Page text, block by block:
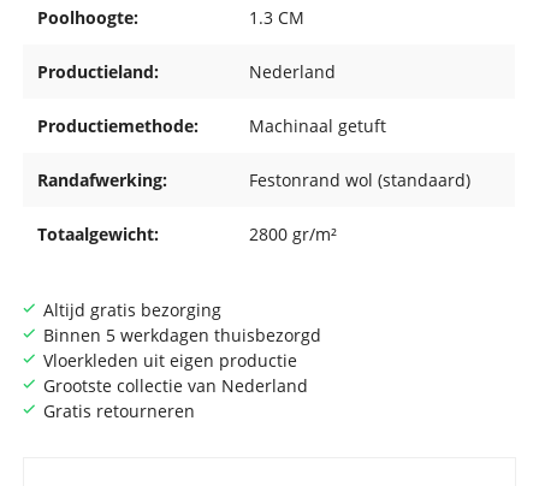
Altijd gratis bezorging
Binnen 5 werkdagen thuisbezorgd
Vloerkleden uit eigen productie
Grootste collectie van Nederland
Gratis retourneren
Poolhoogte: 1.3 CM
Productieland: Nederland
Productiemethode: Machinaal getuft
Randafwerking: Festonrand wol (standaard)
Totaalgewicht: 2800 gr/m²